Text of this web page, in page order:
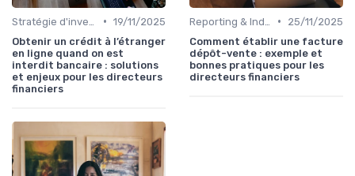
• 19/11/2025
Obtenir un crédit à l’étranger
en ligne quand on est
interdit bancaire : solutions
et enjeux pour les directeurs
financiers
•
25/11/2025
Comment établir une facture
dépôt-vente : exemple et
bonnes pratiques pour les
directeurs financiers